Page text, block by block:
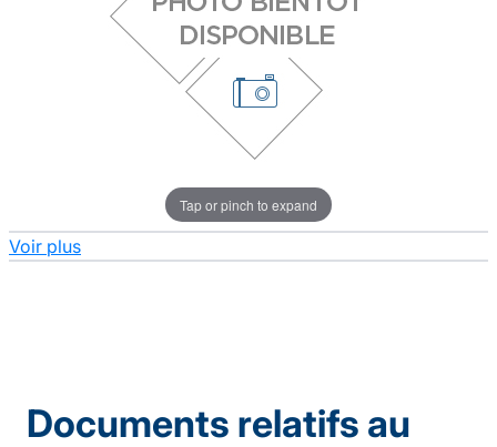
Tap or pinch to expand
Voir plus
Documents relatifs au